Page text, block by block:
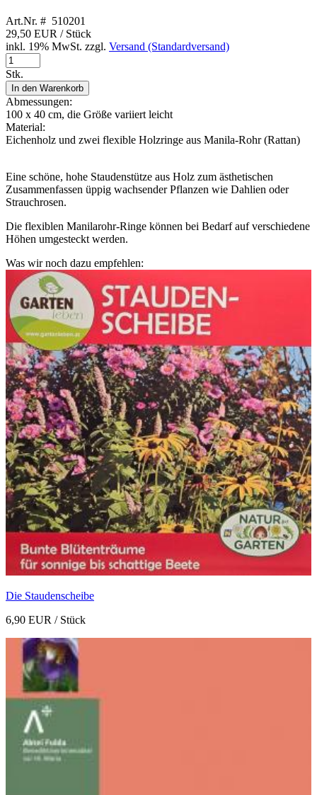
Art.Nr. # 510201
29,50 EUR / Stück
inkl. 19% MwSt. zzgl. Versand (Standardversand)
Stk.
In den Warenkorb
Abmessungen:
100 x 40 cm, die Größe variiert leicht
Material:
Eichenholz und zwei flexible Holzringe aus Manila-Rohr (Rattan)
Eine schöne, hohe Staudenstütze aus Holz zum ästhetischen
Zusammenfassen üppig wachsender Pflanzen wie Dahlien oder
Strauchrosen.
Die flexiblen Manilarohr-Ringe können bei Bedarf auf verschiedene
Höhen umgesteckt werden.
Was wir noch dazu empfehlen:
Die Staudenscheibe
6,90 EUR / Stück